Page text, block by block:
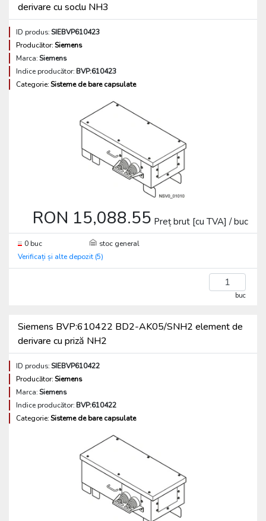
derivare cu soclu NH3
ID produs:SIEBVP610423
Producător:Siemens
Marca:Siemens
Indice producător:BVP:610423
Categorie:Sisteme de bare capsulate
RON 15,088.55 Preț brut [cu TVA] / buc
0 buc
stoc general
Verificați și alte depozit (5)
buc
Siemens BVP:610422 BD2-AK05/SNH2 element de
derivare cu priză NH2
ID produs:SIEBVP610422
Producător:Siemens
Marca:Siemens
Indice producător:BVP:610422
Categorie:Sisteme de bare capsulate